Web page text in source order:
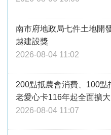
南市府地政局七件土地
越建設獎
2026-08-04 11:02
200點抵農會消費、100
老愛心卡116年起全面擴大
2026-08-04 11:07